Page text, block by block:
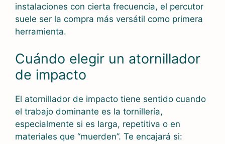
instalaciones con cierta frecuencia, el percutor
suele ser la compra más versátil como primera
herramienta.
Cuándo elegir un atornillador
de impacto
El atornillador de impacto tiene sentido cuando
el trabajo dominante es la tornillería,
especialmente si es larga, repetitiva o en
materiales que “muerden”. Te encajará si: